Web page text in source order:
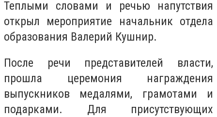
Теплыми словами и речью напутствия
открыл мероприятие начальник отдела
образования Валерий Кушнир.
После речи представителей власти,
прошла церемония награждения
выпускников медалями, грамотами и
подарками. Для присутствующих